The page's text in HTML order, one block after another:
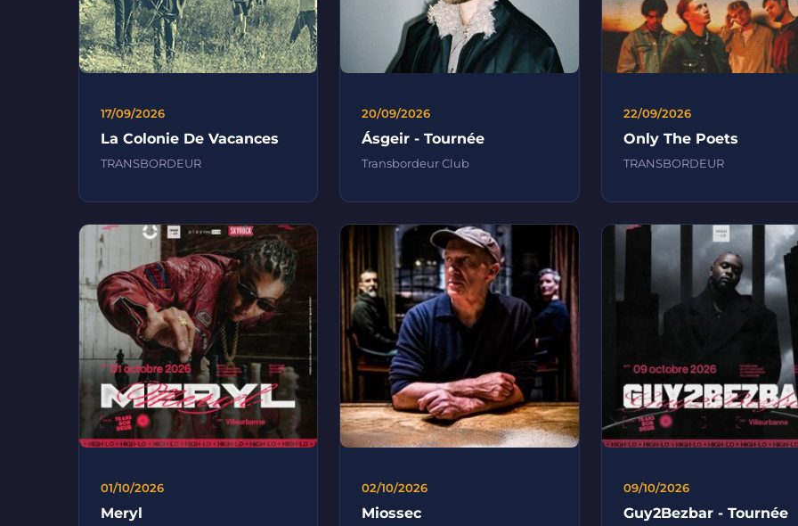
17/09/2026
La Colonie De Vacances
TRANSBORDEUR
20/09/2026
Ásgeir - Tournée
Transbordeur Club
22/09/2026
Only The Poets
TRANSBORDEUR
01/10/2026
Meryl
02/10/2026
Miossec
09/10/2026
Guy2Bezbar - Tournée